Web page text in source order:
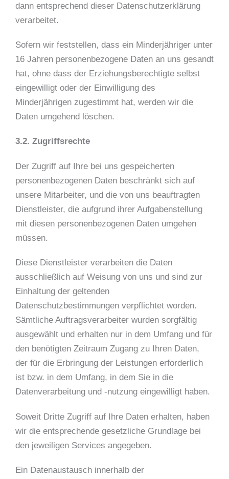
dann entsprechend dieser Datenschutzerklärung
verarbeitet.
Sofern wir feststellen, dass ein Minderjähriger unter
16 Jahren personenbezogene Daten an uns gesandt
hat, ohne dass der Erziehungsberechtigte selbst
eingewilligt oder der Einwilligung des
Minderjährigen zugestimmt hat, werden wir die
Daten umgehend löschen.
3.2. Zugriffsrechte
Der Zugriff auf Ihre bei uns gespeicherten
personenbezogenen Daten beschränkt sich auf
unsere Mitarbeiter, und die von uns beauftragten
Dienstleister, die aufgrund ihrer Aufgabenstellung
mit diesen personenbezogenen Daten umgehen
müssen.
Diese Dienstleister verarbeiten die Daten
ausschließlich auf Weisung von uns und sind zur
Einhaltung der geltenden
Datenschutzbestimmungen verpflichtet worden.
Sämtliche Auftragsverarbeiter wurden sorgfältig
ausgewählt und erhalten nur in dem Umfang und für
den benötigten Zeitraum Zugang zu Ihren Daten,
der für die Erbringung der Leistungen erforderlich
ist bzw. in dem Umfang, in dem Sie in die
Datenverarbeitung und -nutzung eingewilligt haben.
Soweit Dritte Zugriff auf Ihre Daten erhalten, haben
wir die entsprechende gesetzliche Grundlage bei
den jeweiligen Services angegeben.
Ein Datenaustausch innerhalb der